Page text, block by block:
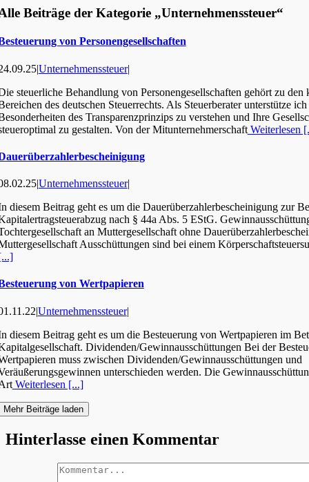
Beiträge der Kategorie „Unternehmenssteuer“
von Personengesellschaften
|Unternehmenssteuer|
steuerliche Behandlung von Personengesellschaften gehört zu den
des deutschen Steuerrechts. Als Steuerberater unterstütze
des Transparenzprinzips zu verstehen und Ihre
zu gestalten. Von der MitunternehmerschaftWeiterlesen
|Unternehmenssteuer|
diesem Beitrag geht es um die Dauerüberzahlerbescheinigung zur
nach § 44a Abs. 5 EStG.
an Muttergesellschaft ohne
Ausschüttungen sind bei einem
von Wertpapieren
|Unternehmenssteuer|
diesem Beitrag geht es um die Besteuerung von Wertpapieren im
Dividenden/Gewinnausschüttungen Bei der
muss zwischen Dividenden/Gewinnausschüttungen und
unterschieden werden. Die
Weiterlesen [...]
Mehr Beiträge laden
Hinterlasse einen Kommentar